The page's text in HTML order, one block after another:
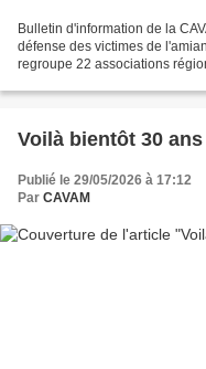
Bulletin d'information de la
défense des victimes de
regroupe 22 associations
Voilà bientôt 30
Publié le 29/05/2026 à 17:12
Par CAVAM